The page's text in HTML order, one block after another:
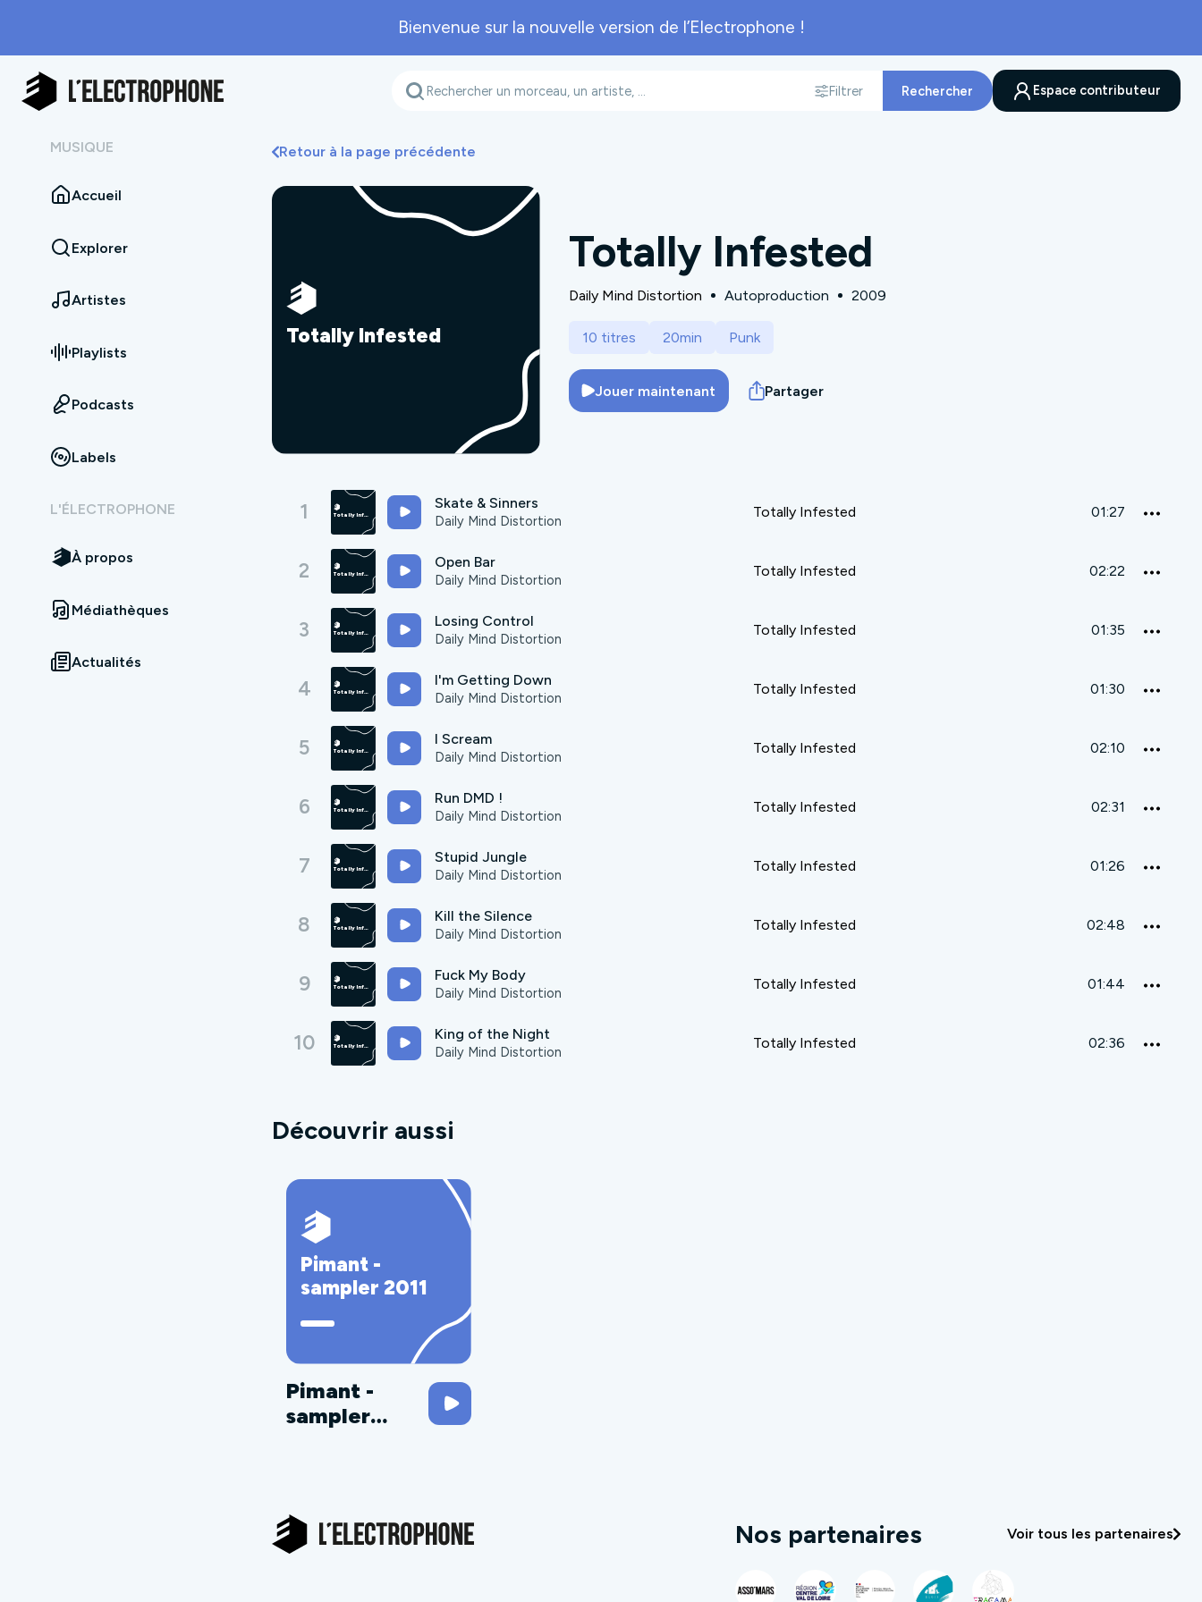
Bienvenue sur la nouvelle version de l’Electrophone !
Filtrer
Rechercher
Espace contributeur
MUSIQUE
Accueil
Explorer
Artistes
Playlists
Podcasts
Labels
L'ÉLECTROPHONE
À propos
Médiathèques
Actualités
Retour à la page précédente
Totally Infested
Totally Infested
Daily Mind Distortion Autoproduction 2009
10 titres 20min Punk
Jouer maintenant Partager
1 Skate & Sinners
Daily Mind Distortion
Totally Infested 01:27
2 Open Bar
Daily Mind Distortion
Totally Infested 02:22
3 Losing Control
Daily Mind Distortion
Totally Infested 01:35
4 I'm Getting Down
Daily Mind Distortion
Totally Infested 01:30
5 I Scream
Daily Mind Distortion
Totally Infested 02:10
6 Run DMD !
Daily Mind Distortion
Totally Infested 02:31
7 Stupid Jungle
Daily Mind Distortion
Totally Infested 01:26
8 Kill the Silence
Daily Mind Distortion
Totally Infested 02:48
9 Fuck My Body
Daily Mind Distortion
Totally Infested 01:44
10 King of the Night
Daily Mind Distortion
Totally Infested 02:36
Découvrir aussi
Pimant -
sampler 2011
Pimant -
sampler
Nos partenaires Voir tous les partenaires